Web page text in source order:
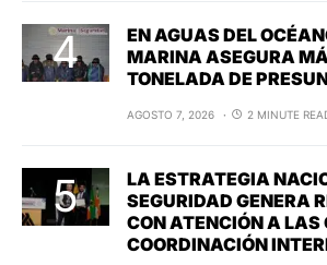
EN AGUAS DEL
MARINA ASEGURA
TONELADA DE
AGOSTO 7, 2026 2 MINUTE
LA ESTRATEGIA
SEGURIDAD GENERA
CON ATENCIÓN A
COORDINACIÓN